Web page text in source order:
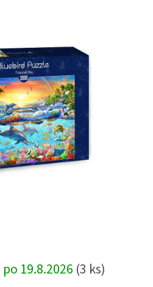
19.8.2026 (3 ks)